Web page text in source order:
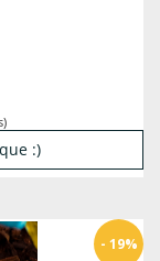
:)
- 19%